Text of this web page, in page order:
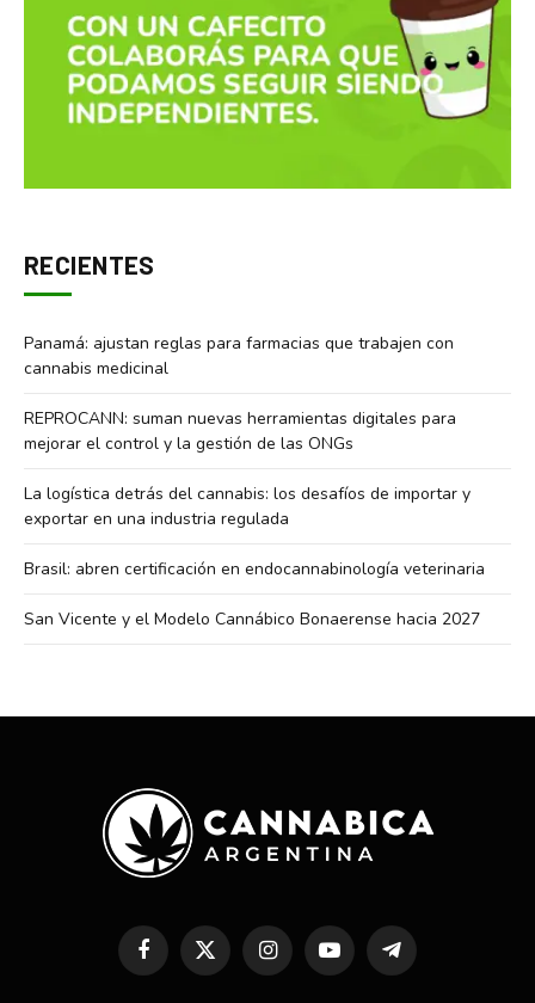
RECIENTES
Panamá: ajustan reglas para farmacias que trabajen con
cannabis medicinal
REPROCANN: suman nuevas herramientas digitales para
mejorar el control y la gestión de las ONGs
La logística detrás del cannabis: los desafíos de importar y
exportar en una industria regulada
Brasil: abren certificación en endocannabinología veterinaria
San Vicente y el Modelo Cannábico Bonaerense hacia 2027
FacebookX
(Twitter)
InstagramYouTubeTelegram